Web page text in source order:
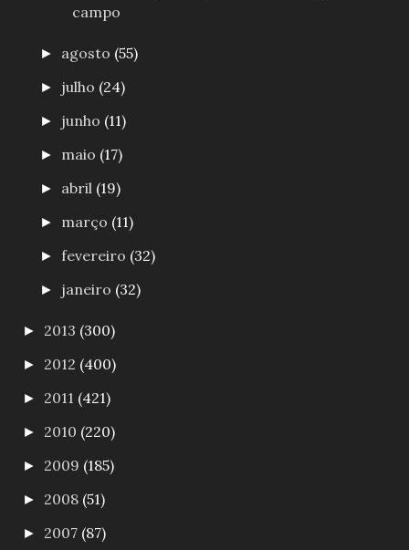
campo
► agosto (55)
► julho (24)
► junho (11)
► maio (17)
► abril (19)
► março (11)
►fevereiro (32)
► janeiro (32)
► 2013 (300)
► 2012 (400)
► 2011 (421)
► 2010 (220)
► 2009 (185)
► 2008 (51)
► 2007 (87)